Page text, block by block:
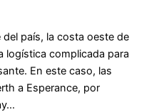
del país, la costa oeste de
logística complicada para
En este caso, las
a Esperance, por